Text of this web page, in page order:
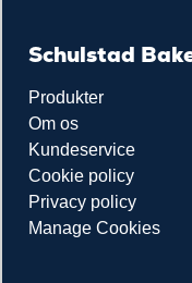
Schulstad
Produkter
Om os
Kundeservice
Cookie policy
Privacy policy
Manage Cookies